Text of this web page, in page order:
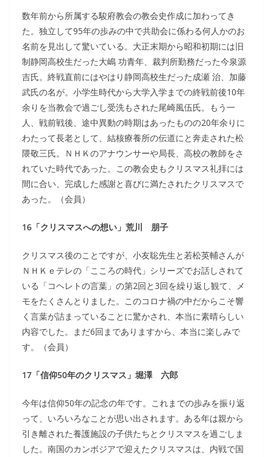
数年前から所属する駿府教会の教会史作成に加わってき
た。独立して95年の歩みの中で共助会に係わる何人かのお
名前を見出して驚いている。大正末期から昭和初期には旧
制静岡高校生だった大嶋 功青年、裁判所勤務だった今泉源
吉氏。終戦直前にはやはり静岡高校生だった成瀬 治、加藤
武氏の名が。小学生時代から大学入学までの終戦前後10年
余りを当教会で過ごし受洗もされた尾崎風伍氏。もう一
人、戦前戦後、途中異動の時期はあったものの20年余りに
わたって長老として、結核療養所の伝道にと奔走された松
隈敬三氏。ＮＨＫのアナウンサーや局長、高校の教師をさ
れていた時代であった。この教会史もクリスマス礼拝には
間に合い、完成した感謝と喜びに満たされたクリスマスで
あった。（会員）
16「クリスマスへの想い」荒川 朋子
クリスマス後のことですが、小友聡先生と若松英輔さんが
ＮＨＫｅテレの「こころの時代」シリーズでお話しされて
いる「コヘレトの言葉」の第2回と3回を繰り返し観て、メ
モをたくさんとりました。このコロナ禍の中だからこそ響
く言葉が詰まっていることに驚かされ、本当に素晴らしい
内容でした。まだ6回までありますから、本当に楽しみで
す。（会員）
17「信仰50年のクリスマス」堀澤 六郎
今年は信仰50年の記念の年です。これまでの歩みを振り返
って、いろいろなことが思い出されます。ある年は親から
引き離された養護施設の子供たちとクリスマスを過ごしま
した。南国のカンボジアで迎えたクリスマスは、内戦で国